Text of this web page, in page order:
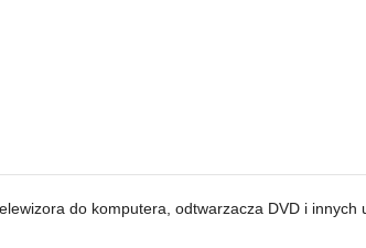
do komputera, odtwarzacza DVD i innych